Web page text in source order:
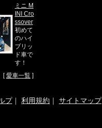
ミニ M
INI Cro
ssover
初めて
のハイ
ブリッ
ド車で
す！
[愛車一覧 ]
プ｜ 利用規約 ｜ サイトマップ